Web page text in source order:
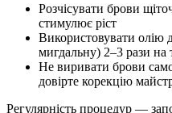
Розчісувати брови
стимулює ріст
Використовувати олію
мигдальну) 2–3 рази на
Не виривати брови
довірте корекцію
Регулярність процедур —